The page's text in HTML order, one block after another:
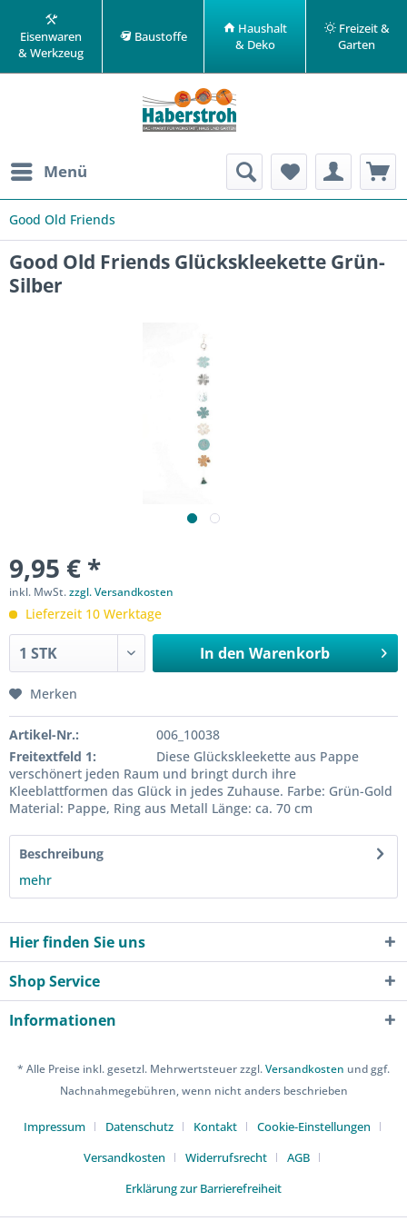
Eisenwaren
& Werkzeug
Baustoffe
Haushalt
& Deko
Freizeit &
Garten
Menü
Good Old Friends
Good Old Friends Glückskleekette Grün-
Silber
9,95 € *
inkl. MwSt.zzgl. Versandkosten
Lieferzeit 10 Werktage
In den Warenkorb
Merken
Artikel-Nr.:
006_10038
Freitextfeld 1:
Diese Glückskleekette aus Pappe
verschönert jeden Raum und bringt durch ihre
Kleeblattformen das Glück in jedes Zuhause. Farbe: Grün-Gold
Material: Pappe, Ring aus Metall Länge: ca. 70 cm
Beschreibung
mehr
Hier finden Sie uns
Shop Service
Informationen
* Alle Preise inkl. gesetzl. Mehrwertsteuer zzgl.Versandkosten und ggf.
Nachnahmegebühren, wenn nicht anders beschrieben
Impressum Datenschutz Kontakt
Cookie-Einstellungen
Versandkosten
Widerrufsrecht
AGB
Erklärung zur Barrierefreiheit